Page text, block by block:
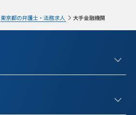
東京都の弁護士・法務求人 大手金融機関